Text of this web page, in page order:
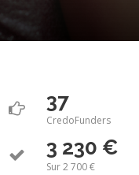
37
CredoFunders
3 230 €
Sur 2 700 €